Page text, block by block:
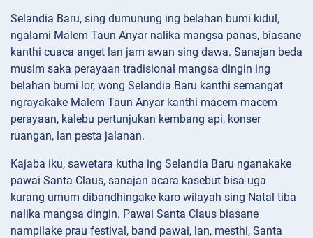
Selandia Baru, sing dumunung ing belahan bumi kidul,
ngalami Malem Taun Anyar nalika mangsa panas, biasane
kanthi cuaca anget lan jam awan sing dawa. Sanajan beda
musim saka perayaan tradisional mangsa dingin ing
belahan bumi lor, wong Selandia Baru kanthi semangat
ngrayakake Malem Taun Anyar kanthi macem-macem
perayaan, kalebu pertunjukan kembang api, konser
ruangan, lan pesta jalanan.
Kajaba iku, sawetara kutha ing Selandia Baru nganakake
pawai Santa Claus, sanajan acara kasebut bisa uga
kurang umum dibandhingake karo wilayah sing Natal tiba
nalika mangsa dingin. Pawai Santa Claus biasane
nampilake prau festival, band pawai, lan, mesthi, Santa